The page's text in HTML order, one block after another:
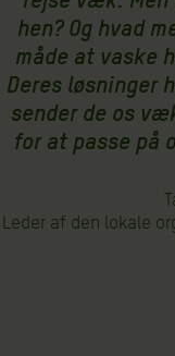
hen? Og hvad
måde at vaske
Deres løsninger
sender de os
for at passe på
Leder af den lokale